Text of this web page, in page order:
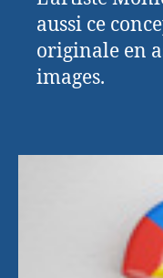
aussi ce
originale en
images.